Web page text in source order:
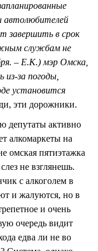
автолюбителей
завершить в срок
службам не
– Е.К.) мэр Омска,
из-за погоды,
установится
эти дорожники.
депутаты активно
алкомаркеты на
омская пятиэтажка
не взглянешь.
с алкоголем в
и жалуются, но в
и очень
очередь видит
едва ли не во